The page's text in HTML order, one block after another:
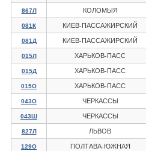
867Л КОЛОМЫЯ
081К КИЕВ-ПАССАЖИРСКИЙ
081Д КИЕВ-ПАССАЖИРСКИЙ
015Л ХАРЬКОВ-ПАСС
015Д ХАРЬКОВ-ПАСС
015О ХАРЬКОВ-ПАСС
043О ЧЕРКАССЫ
043Ш ЧЕРКАССЫ
827Л ЛЬВОВ
129О ПОЛТАВА-ЮЖНАЯ